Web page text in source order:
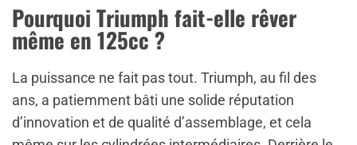
Pourquoi Triumph fait-elle rêver
même en 125cc ?
La puissance ne fait pas tout. Triumph, au fil des
ans, a patiemment bâti une solide réputation
d’innovation et de qualité d’assemblage, et cela